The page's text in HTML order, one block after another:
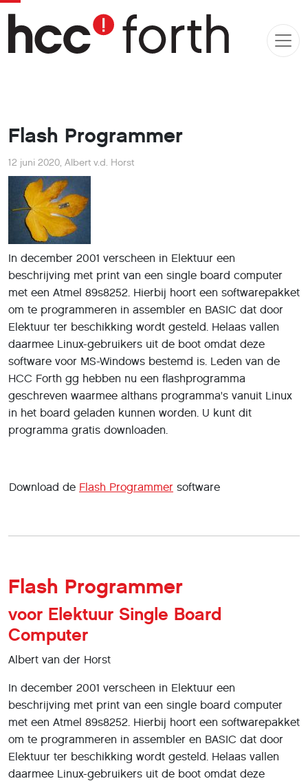
Flash Programmer
12 juni 2020, Albert v.d. Horst
In december 2001 verscheen in Elektuur een
beschrijving met print van een single board computer
met een Atmel 89s8252. Hierbij hoort een softwarepakket
om te programmeren in assembler en BASIC dat door
Elektuur ter beschikking wordt gesteld. Helaas vallen
daarmee Linux-gebruikers uit de boot omdat deze
software voor MS-Windows bestemd is. Leden van de
HCC Forth gg hebben nu een flashprogramma
geschreven waarmee althans programma's vanuit Linux
in het board geladen kunnen worden. U kunt dit
programma gratis downloaden.
Download de Flash Programmer software
Flash Programmer
voor Elektuur Single Board
Computer
Albert van der Horst
In december 2001 verscheen in Elektuur een
beschrijving met print van een single board computer
met een Atmel 89s8252. Hierbij hoort een softwarepakket
om te programmeren in assembler en BASIC dat door
Elektuur ter beschikking wordt gesteld. Helaas vallen
daarmee Linux-gebruikers uit de boot omdat deze